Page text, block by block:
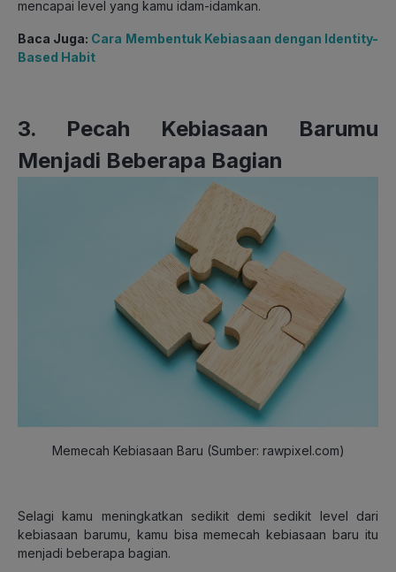
mencapai level yang kamu idam-idamkan.
Baca Juga: Cara Membentuk Kebiasaan dengan Identity-
Based Habit
3. Pecah Kebiasaan Barumu
Menjadi Beberapa Bagian
Memecah Kebiasaan Baru (Sumber: rawpixel.com)
Selagi kamu meningkatkan sedikit demi sedikit level dari
kebiasaan barumu, kamu bisa memecah kebiasaan baru itu
menjadi beberapa bagian.